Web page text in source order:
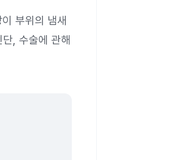
부위의 냄새
, 수술에 관해